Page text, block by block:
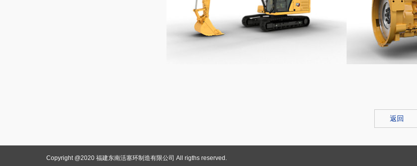
返回
Copyright @2020 福建东南活塞环制造有限公司 All rigths reserved.